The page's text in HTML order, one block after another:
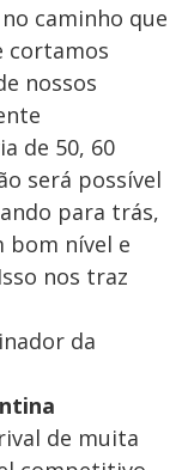
caminho que
cortamos
nossos
de 50, 60
será possível
para trás,
bom nível e
nos traz
da
de muita